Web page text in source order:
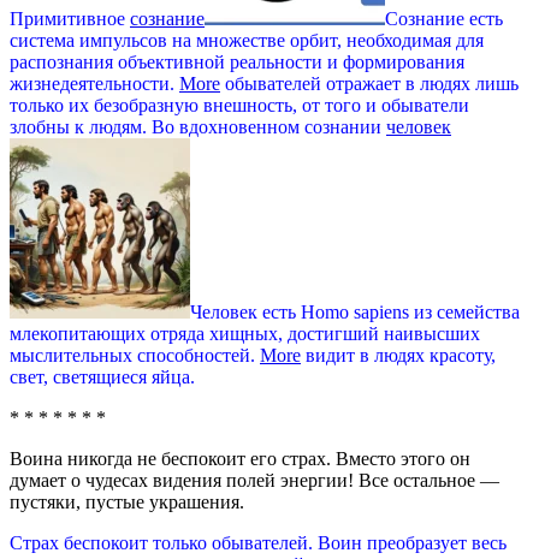
Примитивное сознание
Сознание есть
система импульсов на множестве орбит, необходимая для
распознания объективной реальности и формирования
жизнедеятельности. More обывателей отражает в людях лишь
только их безобразную внешность, от того и обыватели
злобны к людям. Во вдохновенном сознании человек
Человек есть Homo sapiens из семейства
млекопитающих отряда хищных, достигший наивысших
мыслительных способностей. More видит в людях красоту,
свет, светящиеся яйца.
* * * * * * *
Воина никогда не беспокоит его страх. Вместо этого он
думает о чудесах видения полей энергии! Все остальное —
пустяки, пустые украшения.
Страх беспокоит только обывателей. Воин преобразует весь